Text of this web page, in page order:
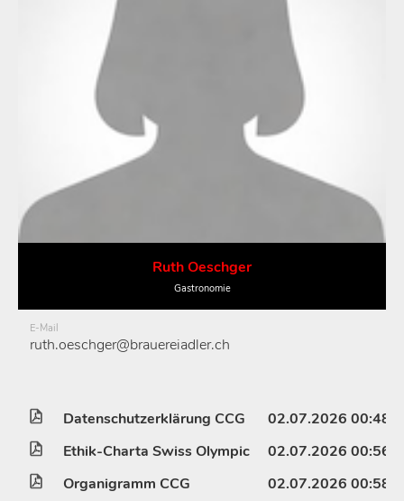
Ruth Oeschger
Gastronomie
E-Mail
ruth.oeschger@brauereiadler.ch
Datenschutzerklärung CCG
02.07.2026 00:48
Ethik-Charta Swiss Olympic
02.07.2026 00:56
Organigramm CCG
02.07.2026 00:58